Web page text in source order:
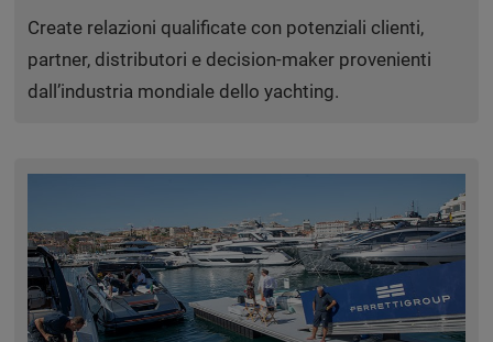
Create relazioni qualificate con potenziali clienti,
partner, distributori e decision-maker provenienti
dall’industria mondiale dello yachting.